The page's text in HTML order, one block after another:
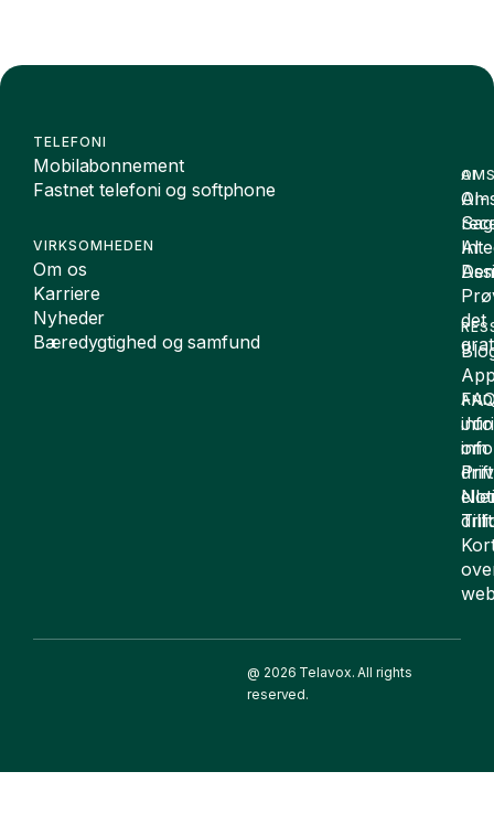
TELEFONI
Mobilabonnement
Fastnet telefoni og softphone
VIRKSOMHEDEN
Om os
Karriere
Nyheder
Bæredygtighed og samfund
om
drift
AI
AI-
AI
det
@ 2026 Telavox. All rights
reserved.